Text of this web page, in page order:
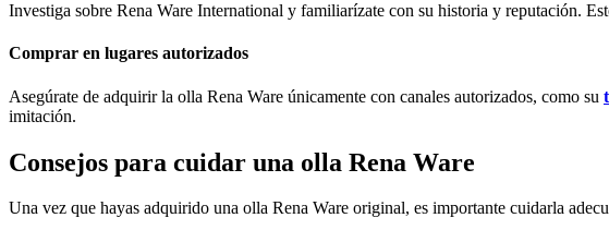
Investiga sobre Rena Ware International y familiarízate con su historia y reputación.
Comprar en lugares autorizados
Asegúrate de adquirir la olla Rena Ware únicamente con canales autorizados, como su
imitación.
Consejos para cuidar una olla Rena Ware
Una vez que hayas adquirido una olla Rena Ware original, es importante cuidarla